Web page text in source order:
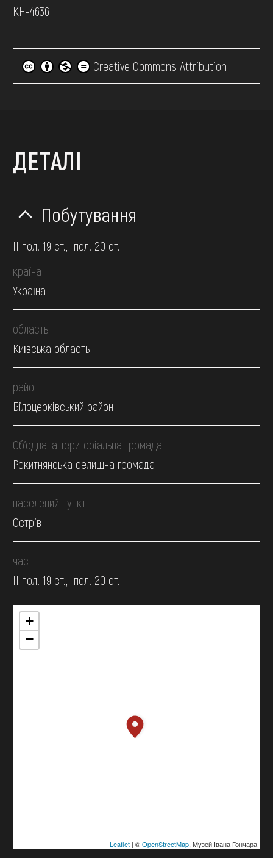
КН-4636
Creative Commons Attribution
ДЕТАЛІ
Побутування
II пол. 19 ст.,І пол. 20 ст.
країна
Україна
область
Київська область
район
Білоцерківський район
Об’єднана територіальна громада
Рокитнянська селищна громада
населений пункт
Острів
час
II пол. 19 ст.,І пол. 20 ст.
+
−
Leaflet| ©OpenStreetMap, Музей Івана Гончара